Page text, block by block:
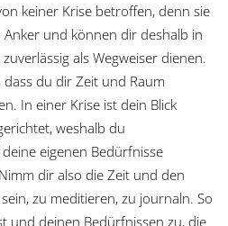
keiner Krise betroffen, denn sie
Anker und können dir deshalb in
als Wegweiser dienen.
du dir Zeit und Raum
In einer Krise ist dein Blick
weshalb du
eigenen Bedürfnisse
dir also die Zeit und den
zu meditieren, zu journaln. So
und deinen Bedürfnissen zu, die